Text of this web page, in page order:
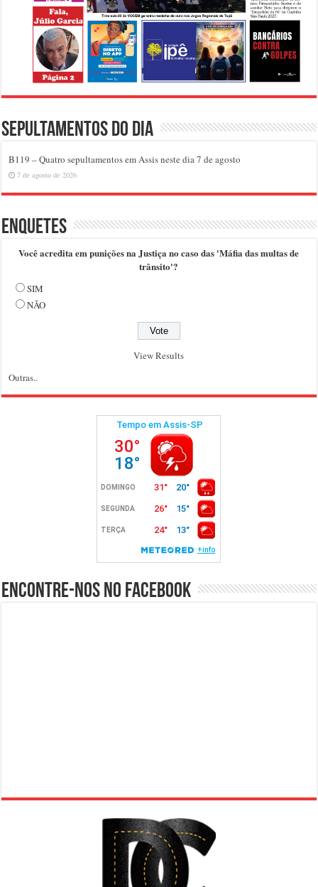
Sepultamentos do dia
B119 – Quatro sepultamentos em Assis neste dia 7 de agosto
7 de agosto de 2026
Enquetes
Você acredita em punições na Justiça no caso das 'Máfia das multas de
trânsito'?
SIM
NÃO
View Results
Outras..
Encontre-nos no Facebook